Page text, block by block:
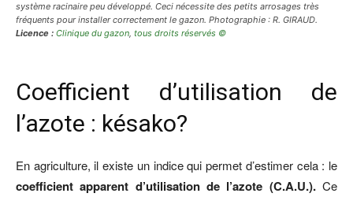
système racinaire peu développé. Ceci nécessite des petits arrosages très
fréquents pour installer correctement le gazon. Photographie : R. GIRAUD.
Licence : Clinique du gazon, tous droits réservés ©
Coefficient d’utilisation de
l’azote : késako?
En agriculture, il existe un indice qui permet d’estimer cela : le
coefficient apparent d’utilisation de l’azote (C.A.U.).Ce